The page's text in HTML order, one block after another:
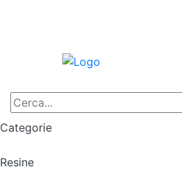
Categorie
Resine